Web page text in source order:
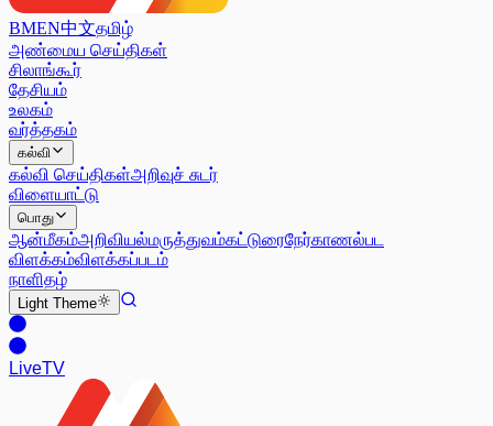
BMEN中文தமிழ்
அண்மைய செய்திகள்
சிலாங்கூர்
தேசியம்
உலகம்
வர்த்தகம்
கல்வி
கல்வி செய்திகள்அறிவுச் சுடர்
விளையாட்டு
பொது
ஆன்மீகம்அறிவியல்மருத்துவம்கட்டுரைநேர்காணல்பட
விளக்கம்விளக்கப்படம்
நாளிதழ்
Light Theme
LiveTV